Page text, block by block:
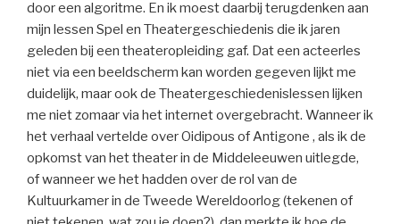
door een algoritme. En ik moest daarbij terugdenken aan
mijn lessen Spel en Theatergeschiedenis die ik jaren
geleden bij een theateropleiding gaf. Dat een acteerles
niet via een beeldscherm kan worden gegeven lijkt me
duidelijk, maar ook de Theatergeschiedenislessen lijken
me niet zomaar via het internet overgebracht. Wanneer ik
het verhaal vertelde over Oidipous of Antigone , als ik de
opkomst van het theater in de Middeleeuwen uitlegde,
of wanneer we het hadden over de rol van de
Kultuurkamer in de Tweede Wereldoorlog (tekenen of